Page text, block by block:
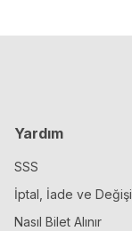
Yardım
SSS
İptal, İade ve
Nasıl Bilet Alınır